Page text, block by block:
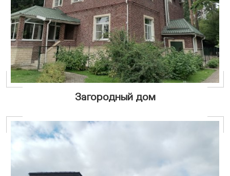
Загородный дом